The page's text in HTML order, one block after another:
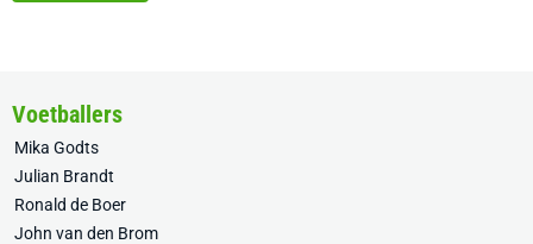
Voetballers
Mika Godts
Julian Brandt
Ronald de Boer
John van den Brom